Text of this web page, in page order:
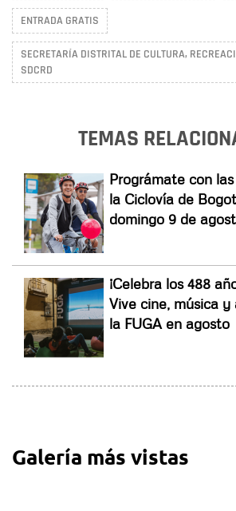
ENTRADA GRATIS
SECRETARÍA DISTRITAL DE CULTURA,
SDCRD
TEMAS
Prográmate con
la Ciclovía de
domingo 9 de
¡Celebra los 488
Vive cine, música
la FUGA en agosto
Galería más vistas